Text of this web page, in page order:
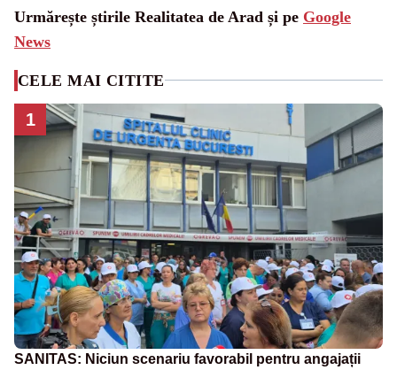
Urmărește știrile Realitatea de Arad și pe Google
News
CELE MAI CITITE
1
SANITAS: Niciun scenariu favorabil pentru angajații